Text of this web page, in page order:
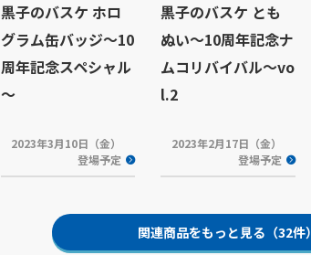
黒子のバスケ ホロ
グラム缶バッジ～10
周年記念スペシャル
～
2023年3月10日（金）
登場予定
黒子のバスケ とも
ぬい～10周年記念ナ
ムコリバイバル～vo
l.2
2023年2月17日（金）
登場予定
関連商品をもっと見る（32件）